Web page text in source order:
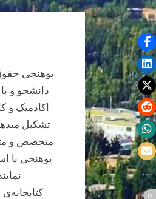
اکادمیک و
تشکیل
متخصص و